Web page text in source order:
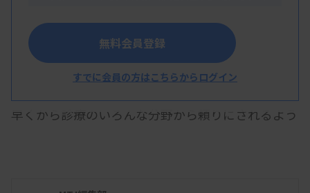
が大きな自信になり、若いときから寄生虫学をキャ
リアの柱に置きながら、いろいろな臨床検査分野を
学んだことが「今につながっている」という。寄生
早くから診療のいろんな分野から頼りにされるよう
無料会員登録
すでに会員の方はこちらからログイン